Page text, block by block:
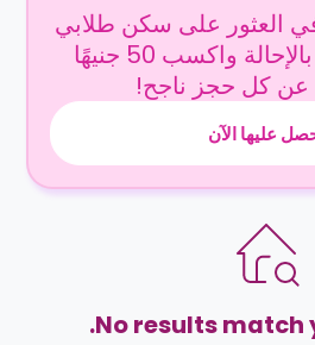
العثور على سكن طلابي
يحبونه حقًا! قم بالإحالة واكسب 50 جنيهًا
عن كل حجز ناجح!
عليها الآن
No results match